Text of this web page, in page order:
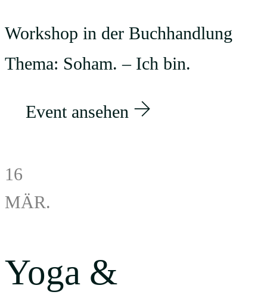
Workshop in der Buchhandlung
Thema: Soham. – Ich bin.
Event ansehen
16
MÄR.
Yoga &